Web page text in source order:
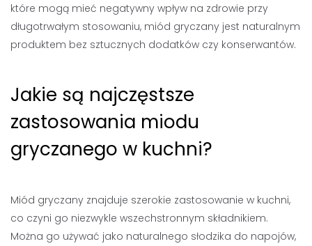
które mogą mieć negatywny wpływ na zdrowie przy
długotrwałym stosowaniu, miód gryczany jest naturalnym
produktem bez sztucznych dodatków czy konserwantów.
Jakie są najczęstsze
zastosowania miodu
gryczanego w kuchni?
Miód gryczany znajduje szerokie zastosowanie w kuchni,
co czyni go niezwykle wszechstronnym składnikiem.
Można go używać jako naturalnego słodzika do napojów,